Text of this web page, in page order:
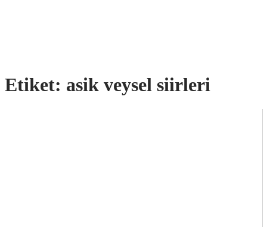
Etiket: asik veysel siirleri